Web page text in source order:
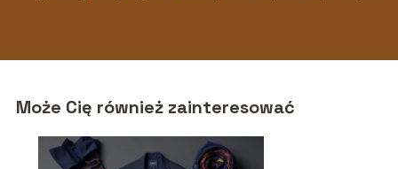
Może Cię również zainteresować